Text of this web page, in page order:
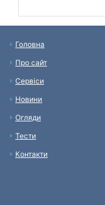
Головна
Про сайт
Сервіси
Новини
Огляди
Тести
Контакти